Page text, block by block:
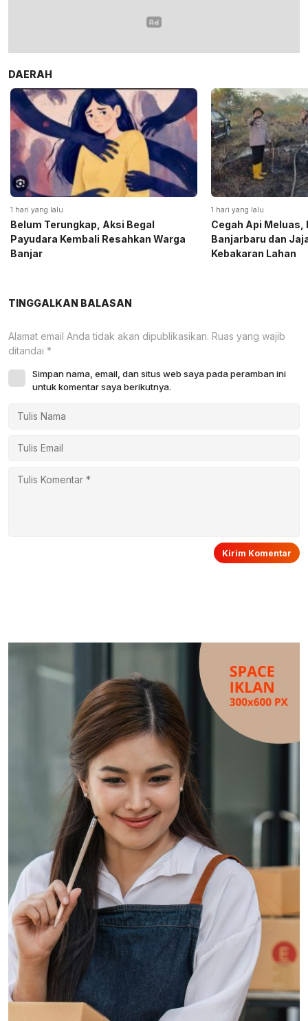
DAERAH
1 hari yang lalu
Belum Terungkap, Aksi Begal
Payudara Kembali Resahkan Warga
Banjar
1 hari yang lalu
Cegah Api Meluas,
Banjarbaru dan
Kebakaran Lahan
TINGGALKAN BALASAN
Alamat email Anda tidak akan dipublikasikan. Ruas yang wajib
ditandai *
Simpan nama, email, dan situs web saya pada peramban ini
untuk komentar saya berikutnya.